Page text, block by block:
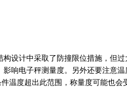
设计中采取了防撞限位措施，但过
响电子秤测量度。另外还要注意温
温度超出此范围，称量度可能也会